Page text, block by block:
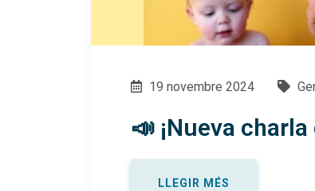
19 novembre 2024
📣 ¡Nueva
LLEGIR MÉS